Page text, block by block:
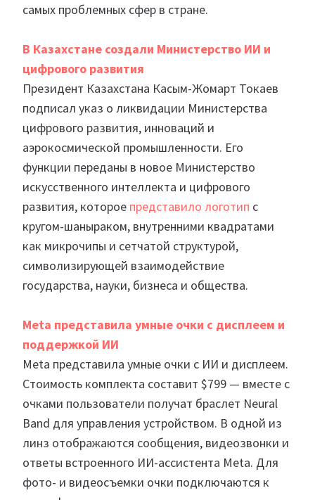
самых проблемных сфер в стране.
В Казахстане создали Министерство ИИ и
цифрового развития
Президент Казахстана Касым-Жомарт Токаев
подписал указ о ликвидации Министерства
цифрового развития, инноваций и
аэрокосмической промышленности. Его
функции переданы в новое Министерство
искусственного интеллекта и цифрового
развития, которое представило логотип с
кругом-шаныраком, внутренними квадратами
как микрочипы и сетчатой структурой,
символизирующей взаимодействие
государства, науки, бизнеса и общества.
Meta представила умные очки с дисплеем и
поддержкой ИИ
Meta представила умные очки с ИИ и дисплеем.
Стоимость комплекта составит $799 — вместе с
очками пользователи получат браслет Neural
Band для управления устройством. В одной из
линз отображаются сообщения, видеозвонки и
ответы встроенного ИИ-ассистента Meta. Для
фото- и видеосъемки очки подключаются к